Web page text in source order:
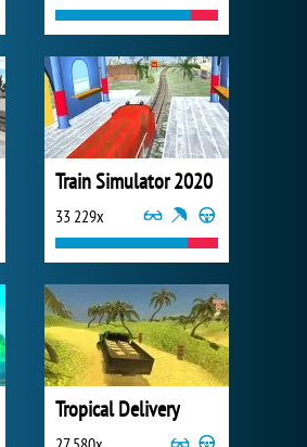
Train Simulator 2020
33 229x
Tropical Delivery